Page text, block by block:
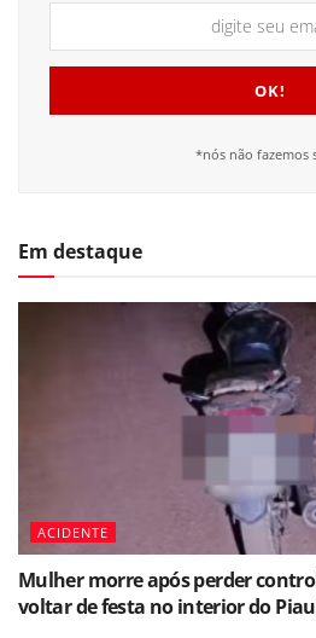
*nós não fazemos
Em destaque
ACIDENTE
Mulher morre após perder
voltar de festa no interior do